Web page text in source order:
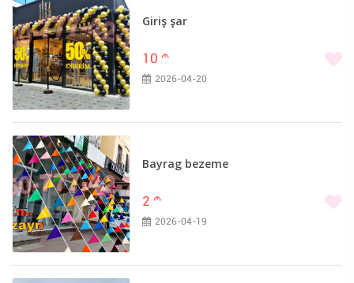
Giriş şar
10 m
2026-04-20
Bayrag bezeme
2 m
2026-04-19